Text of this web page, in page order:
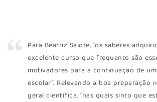
Para Beatriz Saiote, “os saberes
excelente curso que frequento são
motivadores para a continuação de
escolar”. Relevando a boa preparação
geral científica, “nas quais sinto que